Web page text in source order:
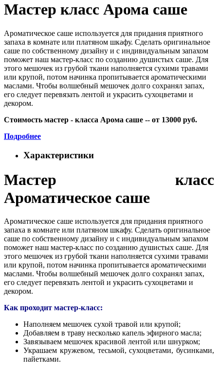
Мастер класс Арома саше
Ароматическое саше используется для придания приятного
запаха в комнате или платяном шкафу. Сделать оригинальное
саше по собственному дизайну и с индивидуальным запахом
поможет наш мастер-класс по созданию душистых саше. Для
этого мешочек из грубой ткани наполняется сухими травами
или крупой, потом начинка пропитывается ароматическими
маслами. Чтобы волшебный мешочек долго сохранял запах,
его следует перевязать лентой и украсить сухоцветами и
декором.
Стоимость мастер - класса Арома саше -- от 13000 руб.
Подробнее
Характеристики
Мастер класс
Ароматическое саше
Ароматическое саше используется для придания приятного
запаха в комнате или платяном шкафу. Сделать оригинальное
саше по собственному дизайну и с индивидуальным запахом
поможет наш мастер-класс по созданию душистых саше. Для
этого мешочек из грубой ткани наполняется сухими травами
или крупой, потом начинка пропитывается ароматическими
маслами. Чтобы волшебный мешочек долго сохранял запах,
его следует перевязать лентой и украсить сухоцветами и
декором.
Как проходит мастер-класс:
Наполняем мешочек сухой травой или крупой;
Добавляем в траву несколько капель эфирного масла;
Завязываем мешочек красивой лентой или шнурком;
Украшаем кружевом, тесьмой, сухоцветами, бусинками,
пайетками.